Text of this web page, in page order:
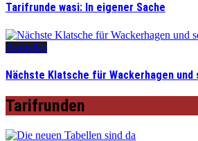
Tarifrunde wasi: In eigener Sache
Aktuelles
Nächste Klatsche für Wackerhagen und
Tarifrunden